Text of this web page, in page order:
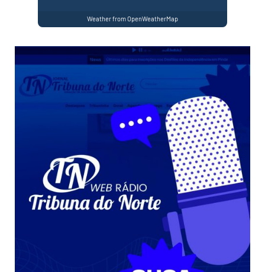
Weather from OpenWeatherMap